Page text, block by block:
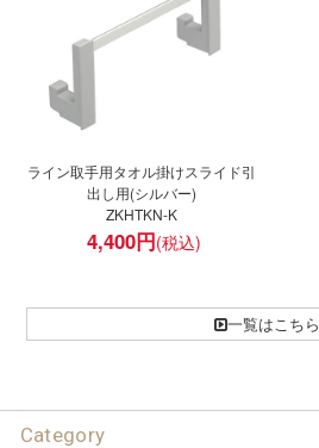
ライン取手用タオル掛けスライド引
出し用(シルバー)
ZKHTKN-K
4,400円
一覧はこちら
Category